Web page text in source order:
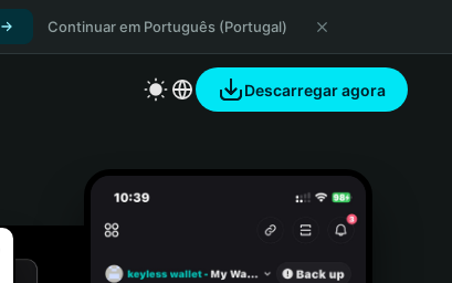
Continuar em Português (Portugal)
Descarregar agora